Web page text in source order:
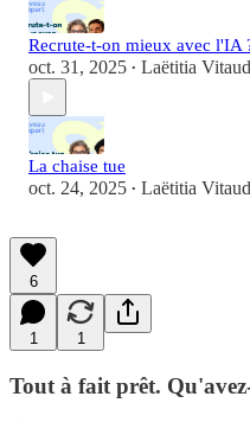
Recrute-t-on mieux avec l'IA
oct. 31, 2025 • Laëtitia Vitaud
La chaise tue
oct. 24, 2025 • Laëtitia Vitaud
6
1 1
Tout à fait prêt.